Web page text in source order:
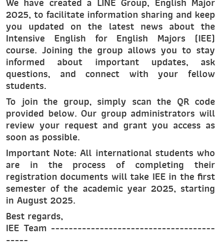
2025, to facilitate information sharing and keep
you updated on the latest news about the
Intensive English for English Majors (IEE)
course. Joining the group allows you to stay
informed about important updates, ask
questions, and connect with your fellow
students.
To join the group, simply scan the QR code
provided below. Our group administrators will
review your request and grant you access as
soon as possible.
Important Note: All international students who
are in the process of completing their
registration documents will take IEE in the first
semester of the academic year 2025, starting
in August 2025.
Best regards,
IEE Team -------------------------------------
-----